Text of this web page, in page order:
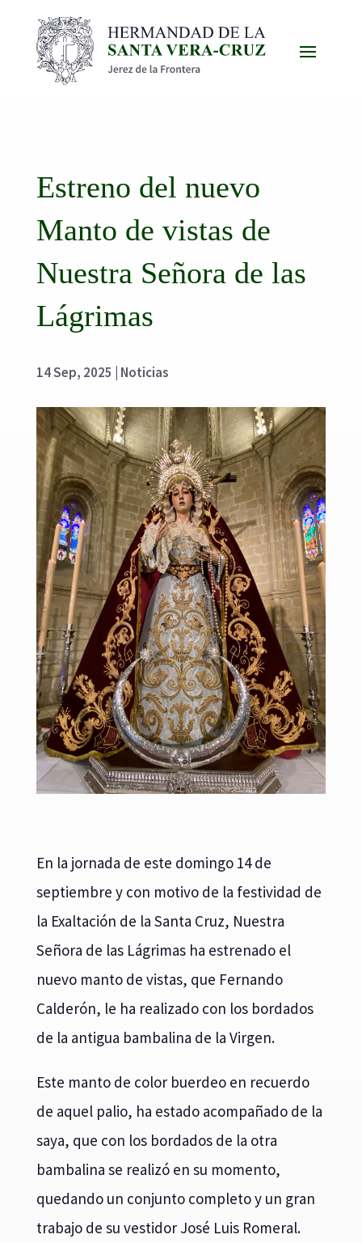
Estreno del nuevo
Manto de vistas de
Nuestra Señora de las
Lágrimas
14 Sep, 2025 Noticias
En la jornada de este domingo 14 de
septiembre y con motivo de la festividad de
la Exaltación de la Santa Cruz, Nuestra
Señora de las Lágrimas ha estrenado el
nuevo manto de vistas, que Fernando
Calderón, le ha realizado con los bordados
de la antigua bambalina de la Virgen.
Este manto de color buerdeo en recuerdo
de aquel palio, ha estado acompañado de la
saya, que con los bordados de la otra
bambalina se realizó en su momento,
quedando un conjunto completo y un gran
trabajo de su vestidor José Luis Romeral.